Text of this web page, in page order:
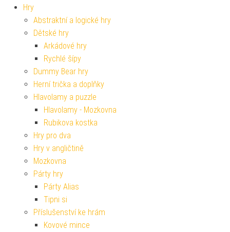
Hry
Abstraktní a logické hry
Dětské hry
Arkádové hry
Rychlé šípy
Dummy Bear hry
Herní trička a doplňky
Hlavolamy a puzzle
Hlavolamy - Mozkovna
Rubikova kostka
Hry pro dva
Hry v angličtině
Mozkovna
Párty hry
Párty Alias
Tipni si
Příslušenství ke hrám
Kovové mince